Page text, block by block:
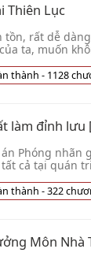
Thiên Lục
tồn, rất dễ
ta, muốn
👦 Huyết Hồng
thành - 1128
làm đỉnh lưu
án Phóng nhãn
cả tại quán
👦 Tam Vô Thị
thành - 322
Môn Nhà